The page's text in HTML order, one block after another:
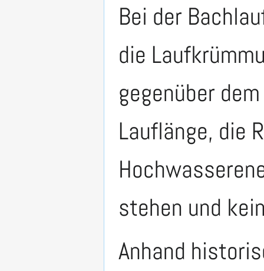
Bei der
die
gegenüber
Lauflänge, die
stehen und
Anhand